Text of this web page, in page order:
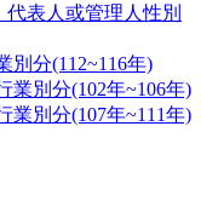
表人或管理人性別
別分(112~116年)
業別分(102年~106年)
業別分(107年~111年)